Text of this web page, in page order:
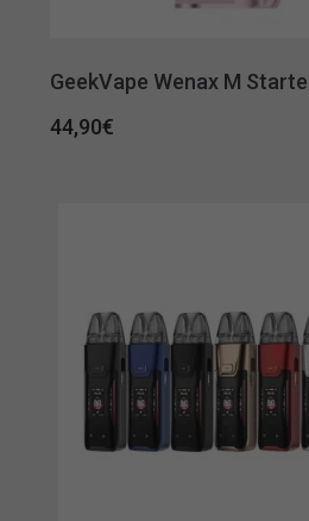
GeekVape Wenax M
44,90€